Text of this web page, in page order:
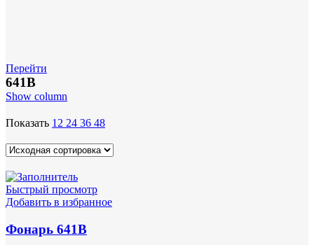
Перейти
641В
Show column
Показать 12 24 36 48
Быстрый просмотр
Добавить в избранное
Фонарь 641В